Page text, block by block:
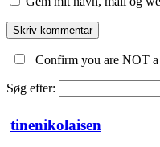
Confirm you are NOT a
Søg efter:
tinenikolaisen